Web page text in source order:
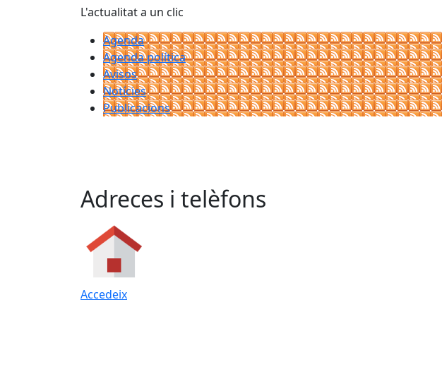
L'actualitat a un clic
Agenda
Agenda política
Avisos
Notícies
Publicacions
Adreces i telèfons
Accedeix